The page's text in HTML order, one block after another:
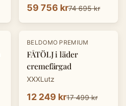
59 756 kr74 695 kr
-30 %
BELDOMO PREMIUM
FÅTÖLJ i läder
cremefärgad
XXXLutz
12 249 kr17 499 kr